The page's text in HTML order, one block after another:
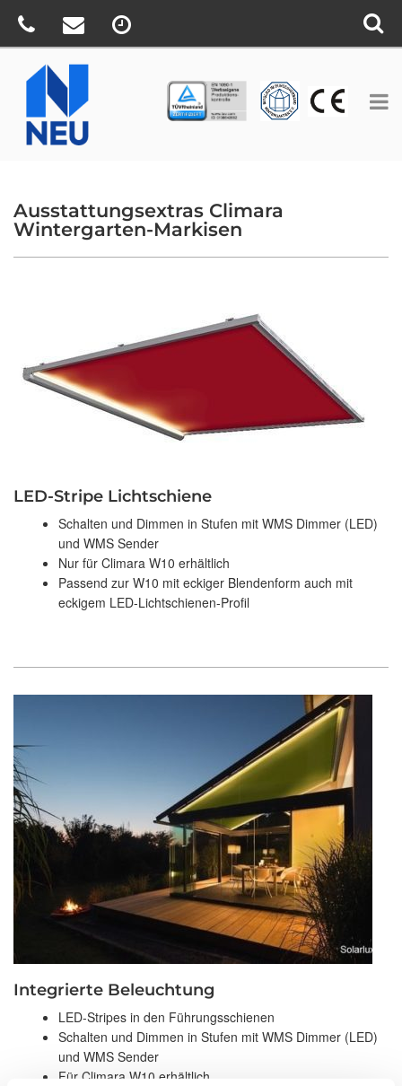
Ausstattungsextras Climara
Wintergarten-Markisen
LED-Stripe Lichtschiene
Schalten und Dimmen in Stufen mit WMS Dimmer (LED)
und WMS Sender
Nur für Climara W10 erhältlich
Passend zur W10 mit eckiger Blendenform auch mit
eckigem LED-Lichtschienen-Profil
Integrierte Beleuchtung
LED-Stripes in den Führungsschienen
Schalten und Dimmen in Stufen mit WMS Dimmer (LED)
und WMS Sender
Für Climara W10 erhältlich
TÜV CE BV